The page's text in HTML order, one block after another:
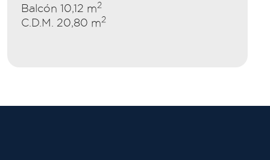
Balcón 10,12 m2
C.D.M. 20,80 m2